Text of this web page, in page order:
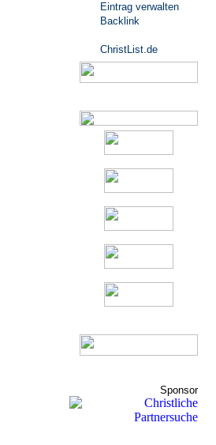
Eintrag verwalten
Backlink
ChristList.de
Sponsor